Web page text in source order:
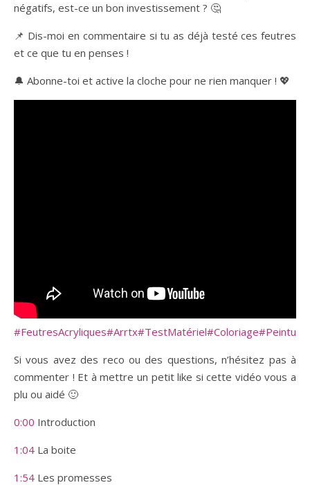
négatifs, est-ce un bon investissement ? 🤔
📌 Dis-moi en commentaire si tu as déjà testé ces feutres
et ce que tu en penses !
🔔 Abonne-toi et active la cloche pour ne rien manquer ! 💖
#FeutresAcryliques#Arrtx#TestMatériel#Coloriage
Si vous avez des reco ou des questions, n’hésitez pas à
commenter ! Et à mettre un petit like si cette vidéo vous a
plu ou aidé 🙂
0:00 Introduction
1:04 La boite
1:54 Les promesses